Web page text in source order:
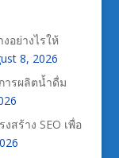
อย่างไรให้
8, 2026
ารผลิตน้ำดื่ม
สร้าง SEO เพื่อ